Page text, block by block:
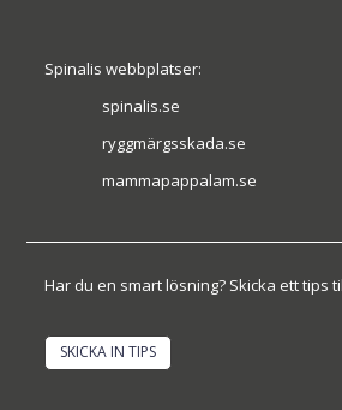
Spinalis webbplatser:
spinalis.se
ryggmärgsskada.se
mammapappalam.se
Har du en smart lösning? Skicka ett tips
SKICKA IN TIPS